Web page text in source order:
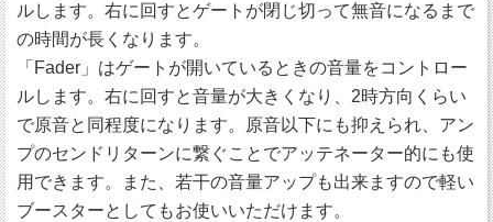
ルします。右に回すとゲートが閉じ切って無音になるまで
の時間が長くなります。
「Fader」はゲートが開いているときの音量をコントロー
ルします。右に回すと音量が大きくなり、2時方向くらい
で原音と同程度になります。原音以下にも抑えられ、アン
プのセンドリターンに繋ぐことでアッテネーター的にも使
用できます。また、若干の音量アップも出来ますので軽い
ブースターとしてもお使いいただけます。